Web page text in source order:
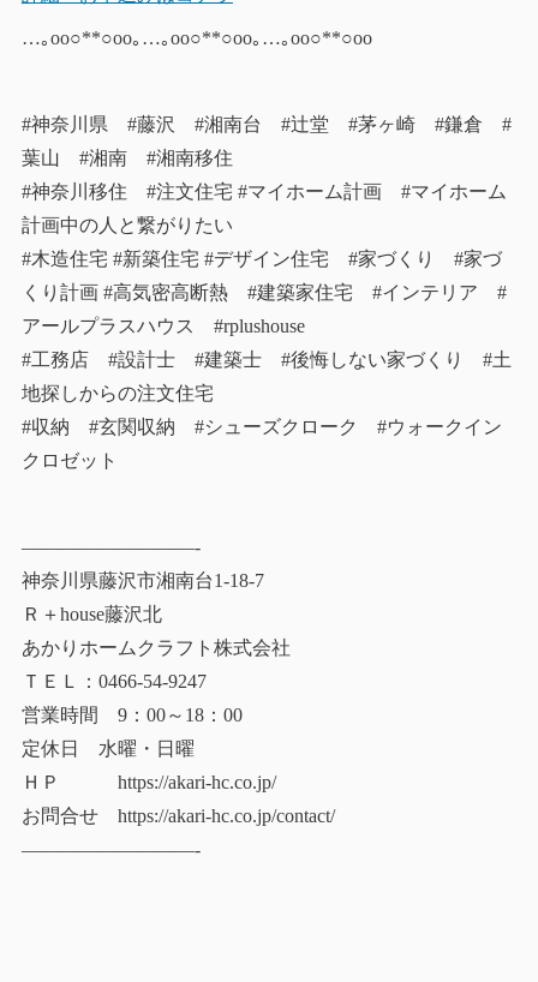
…｡oо○**○оo｡…｡oо○**○оo｡…｡oо○**○оo
#神奈川県 #藤沢 #湘南台 #辻堂 #茅ヶ崎 #鎌倉 #
葉山 #湘南 #湘南移住
#神奈川移住 #注文住宅 #マイホーム計画 #マイホーム
計画中の人と繋がりたい
#木造住宅 #新築住宅 #デザイン住宅 #家づくり #家づ
くり計画 #高気密高断熱 #建築家住宅 #インテリア #
アールプラスハウス #rplushouse
#工務店 #設計士 #建築士 #後悔しない家づくり #土
地探しからの注文住宅
#収納 #玄関収納 #シューズクローク #ウォークイン
クロゼット
—————————-
神奈川県藤沢市湘南台1-18-7
Ｒ＋house藤沢北
あかりホームクラフト株式会社
ＴＥＬ：0466-54-9247
営業時間 9：00～18：00
定休日 水曜・日曜
ＨＰ https://akari-hc.co.jp/
お問合せ https://akari-hc.co.jp/contact/
—————————-